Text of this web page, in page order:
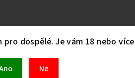
dospělé. Je vám 18 nebo
Ne